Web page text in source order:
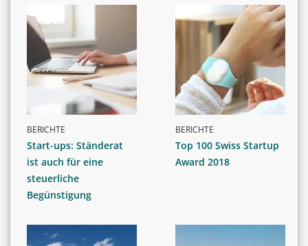
BERICHTE
Start-ups: Ständerat
ist auch für eine
steuerliche
Begünstigung
BERICHTE
Top 100 Swiss Startup
Award 2018